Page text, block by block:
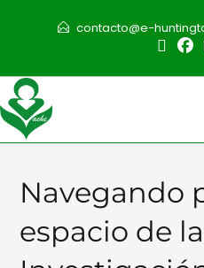
contacto@e-
Navegando
espacio de la